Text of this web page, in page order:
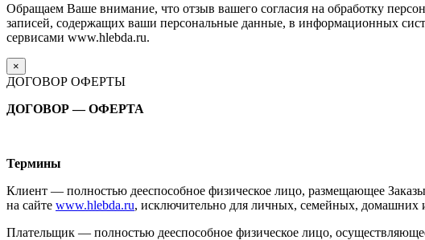
Обращаем Ваше внимание, что отзыв вашего согласия на обработку
записей, содержащих ваши персональные данные, в информационных
сервисами www.hlebda.ru.
×
ДОГОВОР ОФЕРТЫ
ДОГОВОР — ОФЕРТА
Термины
Клиент — полностью дееспособное физическое лицо, размещающее
на сайте www.hlebda.ru, исключительно для личных, семейных, домашних
Плательщик — полностью дееспособное физическое лицо,